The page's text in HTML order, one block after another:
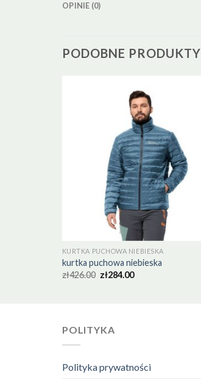
OPINIE (0)
PODOBNE PRODUKTY
KURTKA PUCHOWA NIEBIESKA
kurtka puchowa niebieska
zł426.00 zł284.00
POLITYKA
Polityka prywatności